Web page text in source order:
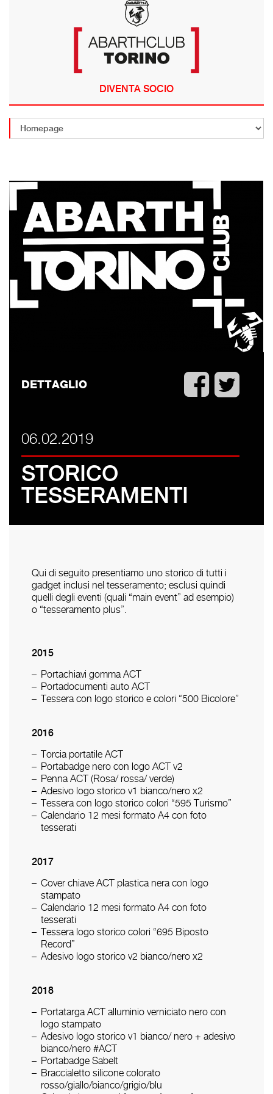
ANNULLA
DIVENTA SOCIO
DETTAGLIO
06.02.2019
STORICO
TESSERAMENTI
Qui di seguito presentiamo uno storico di tutti i
gadget inclusi nel tesseramento; esclusi quindi
quelli degli eventi (quali “main event” ad esempio)
o “tesseramento plus”.
2015
Portachiavi gomma ACT
Portadocumenti auto ACT
Tessera con logo storico e colori “500 Bicolore”
2016
Torcia portatile ACT
Portabadge nero con logo ACT v2
Penna ACT (Rosa/ rossa/ verde)
Adesivo logo storico v1 bianco/nero x2
Tessera con logo storico colori “595 Turismo”
Calendario 12 mesi formato A4 con foto
tesserati
2017
Cover chiave ACT plastica nera con logo
stampato
Calendario 12 mesi formato A4 con foto
tesserati
Tessera logo storico colori “695 Biposto
Record”
Adesivo logo storico v2 bianco/nero x2
2018
Portatarga ACT alluminio verniciato nero con
logo stampato
Adesivo logo storico v1 bianco/ nero + adesivo
bianco/nero #ACT
Portabadge Sabelt
Braccialetto silicone colorato
rosso/giallo/bianco/grigio/blu